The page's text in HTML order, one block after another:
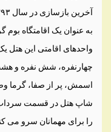
به عنوان یک اقامتگاه
واحدهای اقامتی این هتل
چهارنفره، شش نفره و
اسمش، پر از صفا، گرما
شاپ هتل در قسمت سرداب
را برای مهمانان سرو می